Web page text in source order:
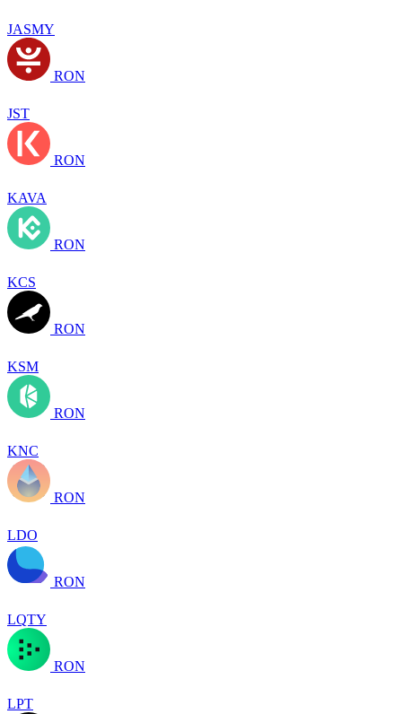
JASMY
RON
JST
RON
KAVA
RON
KCS
RON
KSM
RON
KNC
RON
LDO
RON
LQTY
RON
LPT